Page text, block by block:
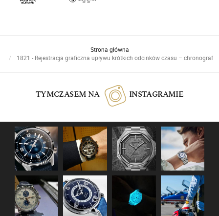
Strona główna
1821 - Rejestracja graficzna upływu krótkich odcinków czasu – chronograf
TYMCZASEM NA INSTAGRAMIE